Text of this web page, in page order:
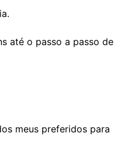
até o passo a passo de
meus preferidos para